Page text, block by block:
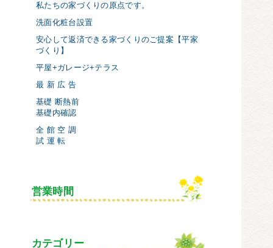
私たちの家づくりの原点です。
洗面化粧台設置
安心して返済できる家づくりのご提案【平家
づくり】
平屋+ガレージ+テラス
最 新 広 告
基礎 断熱前
基礎内確認
全 館 空 調
試 運 転
営業時間
カテゴリー